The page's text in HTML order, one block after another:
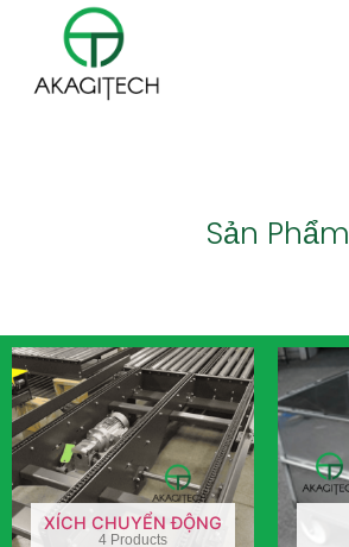
Sản Phẩm
XÍCH CHUYỂN ĐỘNG
4 Products